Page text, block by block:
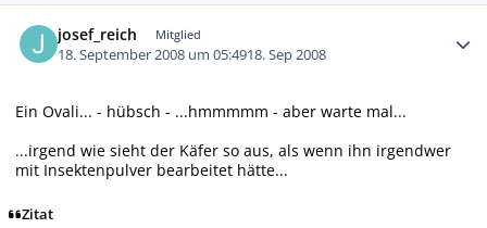
josef_reich Mitglied
18. September 2008 um 05:4918. Sep 2008
Ein Ovali... - hübsch - ...hmmmmm - aber warte mal...
...irgend wie sieht der Käfer so aus, als wenn ihn irgendwer
mit Insektenpulver bearbeitet hätte...
Zitat